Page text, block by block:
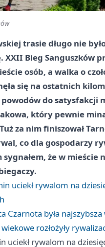
trasie długo nie
XXII Bieg Sanguszków
osób, a walka o
się na ostatnich
do satysfakcji
który pewnie
za nim finiszował
co dla gospodarzy
że w mieście
uciekł rywalom na
Czarnota była
rozłożyły
uciekł rywalom na